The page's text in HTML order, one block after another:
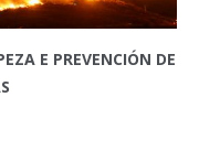
E PREVENCIÓN DE